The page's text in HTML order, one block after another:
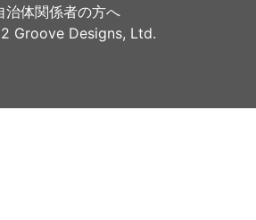
治体関係者の方へ
Groove Designs, Ltd.